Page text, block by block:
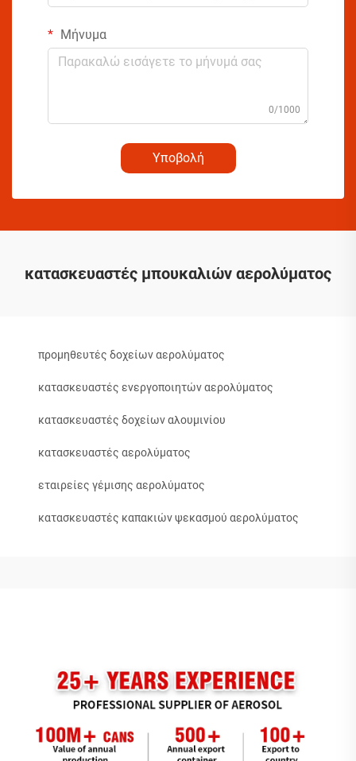
Μήνυμα
0/1000
Υποβολή
κατασκευαστές μπουκαλιών αερολύματος
προμηθευτές δοχείων αερολύματος
κατασκευαστές ενεργοποιητών αερολύματος
κατασκευαστές δοχείων αλουμινίου
κατασκευαστές αερολύματος
εταιρείες γέμισης αερολύματος
κατασκευαστές καπακιών ψεκασμού αερολύματος